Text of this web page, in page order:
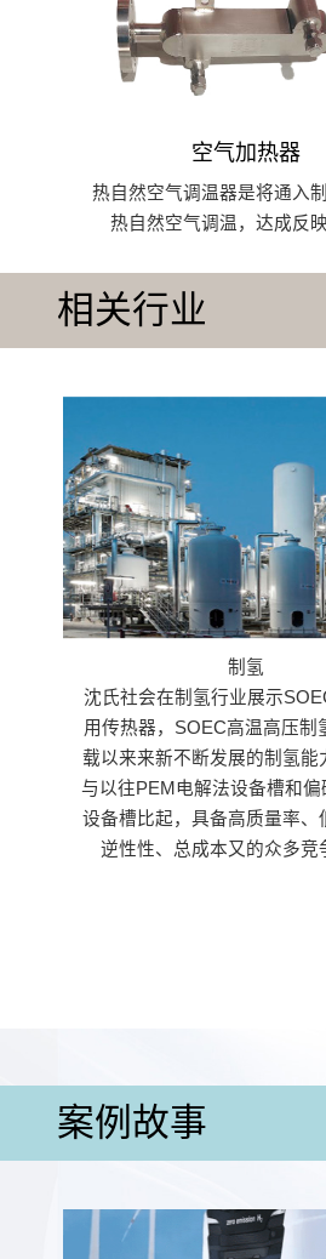
空气加热器
热自然空气调温器是将通入
热自然空气调温，达成反映
相关行业
制氢
沈氏社会在制氢行业展示
用传热器，SOEC高温高压制
载以来来新不断发展的制氢能
与以往PEM电解法设备槽和偏
设备槽比起，具备高质量率、
逆性性、总成本又的众多竞
案例故事